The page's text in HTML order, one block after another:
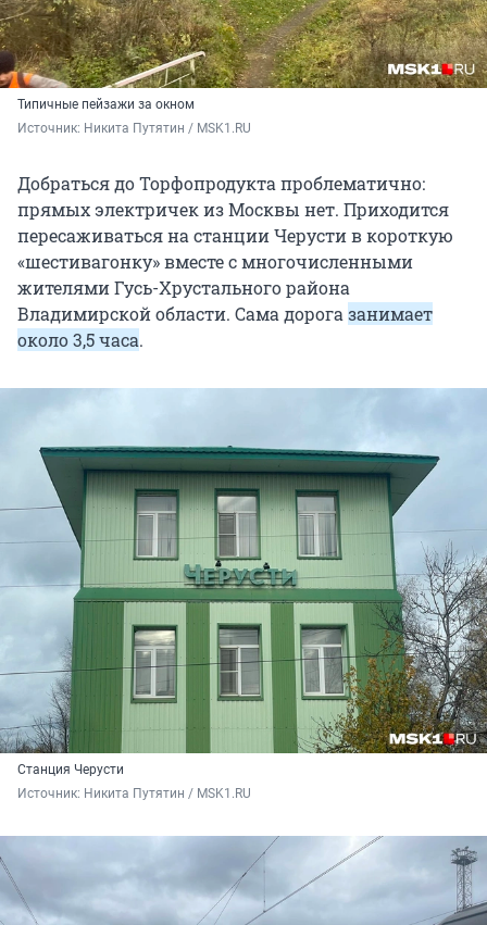
Типичные пейзажи за окном
Источник: Никита Путятин / MSK1.RU
Добраться до Торфопродукта проблематично:
прямых электричек из Москвы нет. Приходится
пересаживаться на станции Черусти в короткую
«шестивагонку» вместе с многочисленными
жителями Гусь-Хрустального района
Владимирской области. Сама дорога занимает
около 3,5 часа.
Станция Черусти
Источник: Никита Путятин / MSK1.RU